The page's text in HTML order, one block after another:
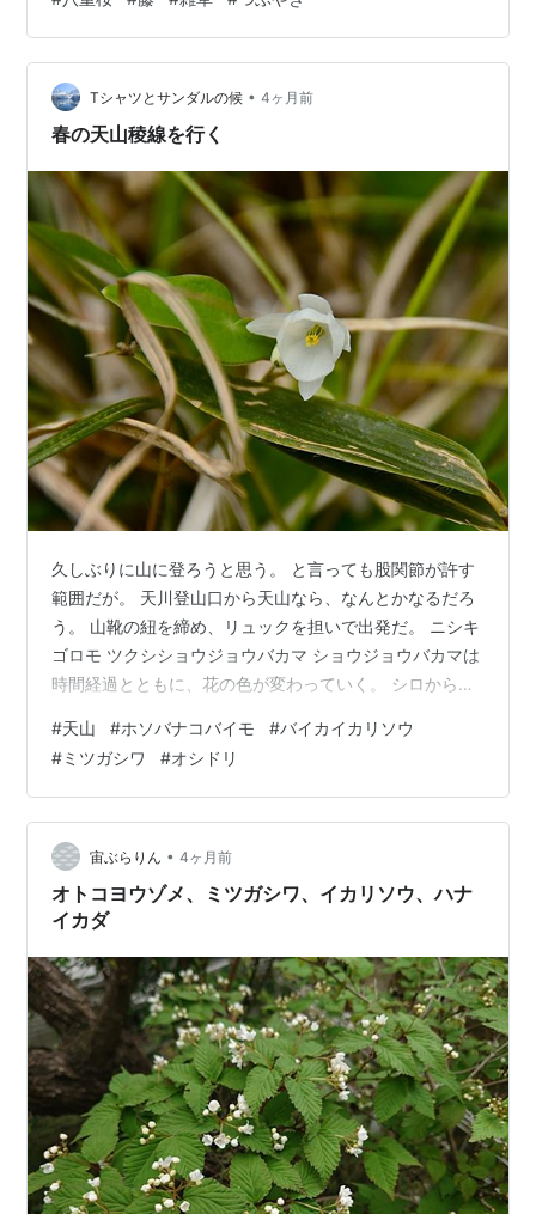
ギーが薪や炭ではなく化石燃料や原子力や太陽光になっ
て、生活様式が変わった時代に里山を維持していくの
は、ある意味目的が曖昧になってしまって、…
Tシャツとサンダルの候 • 4ヶ月前
春の天山稜線を行く
久しぶりに山に登ろうと思う。 と言っても股関節が許す
範囲だが。 天川登山口から天山なら、なんとかなるだろ
う。 山靴の紐を締め、リュックを担いで出発だ。 ニシキ
ゴロモ ツクシショウジョウバカマ ショウジョウバカマは
時間経過とともに、花の色が変わっていく。 シロからピ
ナコバイモ 見たとおり、常時下を向いている花だ。 花心
を撮るには、無様にも登山道に寝転がるしかない。 人が
いない間を見計らって、大急ぎで撮った一枚がこれであ
る。 これで案外と苦労してるのだ。 天山山頂到着 いつ
もの稜線歩きだ。 純白の清楚な花バイカイカリソウ。 稜
線の至る所に咲いてい…
#天山 #ホソバナコバイモ #バイカイカリソウ
#ミツガシワ #オシドリ
宙ぶらりん • 4ヶ月前
オトコヨウゾメ、ミツガシワ、イカリソウ、ハナ
イカダ